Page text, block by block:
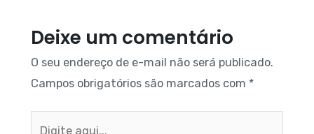
Deixe um comentário
O seu endereço de e-mail não será publicado.
Campos obrigatórios são marcados com *